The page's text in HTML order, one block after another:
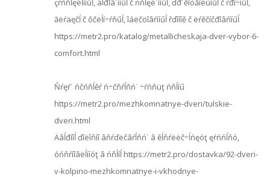
çŕńňĺęëĺííűĺ, äĺđĺâ˙ííűĺ č ńňĺęë˙ííűĺ, ďđ˙ěîóăîëüíűĺ č ŕđî÷íűĺ,
ăëŕäęčĺ č ôčëĺí÷ŕňűĺ, îáëčöîâŕííűĺ řďîíîě č ëŕěčíčđîâŕííűĺ
https://metr2.pro/katalog/metallicheskaja-dver-vybor-6-
comfort.html
Ňŕęŕ˙ ńčńňĺěŕ ń÷čňŕĺňń˙ ÷ŕńňüţ ńňĺíű
https://metr2.pro/mezhkomnatnye-dveri/tulskie-
dveri.html
Äâĺđíîĺ ďîëîňíî âňŕďëčâŕĺňń˙ â ěĺňŕëëč÷ĺńęóţ ęŕńńĺňó,
óńňŕíîâëĺííóţ â ńňĺíĺ https://metr2.pro/dostavka/92-dveri-
v-kolpino-mezhkomnatnye-i-vkhodnye-